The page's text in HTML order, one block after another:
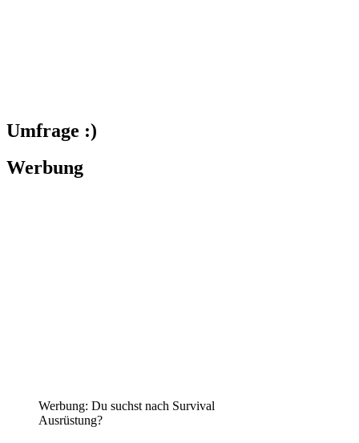
Umfrage :)
Werbung
Werbung: Du suchst nach Survival
Ausrüstung?